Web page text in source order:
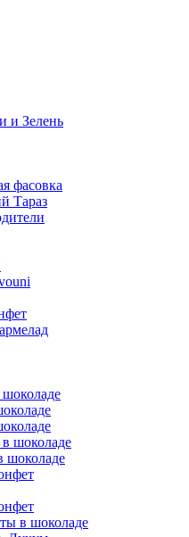
и Зелень
фасовка
Тараз
шоколаде
шоколаде
в шоколаде